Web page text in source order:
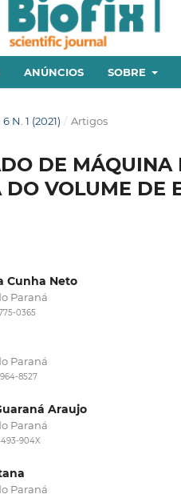
ANÚNCIOS SOBRE
6 N. 1 (2021) / Artigos
DE MÁQUINA
DO VOLUME
Cunha Neto
Paraná
0365
Paraná
8527
Araujo
Paraná
904X
Paraná